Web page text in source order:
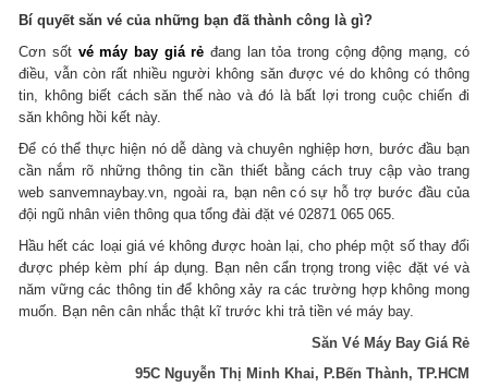
Bí quyết săn vé của những bạn đã thành công là gì?
Cơn sốt vé máy bay giá rẻ đang lan tỏa trong cộng động mạng, có
điều, vẫn còn rất nhiều người không săn được vé do không có thông
tin, không biết cách săn thế nào và đó là bất lợi trong cuộc chiến đi
săn không hồi kết này.
Để có thể thực hiện nó dễ dàng và chuyên nghiệp hơn, bước đầu bạn
cần nắm rõ những thông tin cần thiết bằng cách truy cập vào trang
web sanvemnaybay.vn, ngoài ra, bạn nên có sự hỗ trợ bước đầu của
đội ngũ nhân viên thông qua tổng đài đặt vé 02871 065 065.
Hầu hết các loại giá vé không được hoàn lại, cho phép một số thay đổi
được phép kèm phí áp dụng. Bạn nên cẩn trọng trong việc đặt vé và
năm vững các thông tin để không xảy ra các trường hợp không mong
muốn. Bạn nên cân nhắc thật kĩ trước khi trả tiền vé máy bay.
Săn Vé Máy Bay Giá Rẻ
95C Nguyễn Thị Minh Khai, P.Bến Thành, TP.HCM